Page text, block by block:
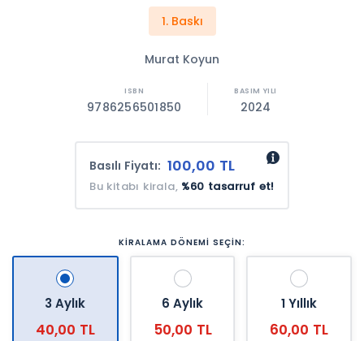
1. Baskı
Murat Koyun
9786256501850 2024
Basılı Fiyatı: 100,00 TL
Bu kitabı kirala, %60 tasarruf et!
KİRALAMA DÖNEMİ SEÇİN:
3 Aylık
40,00 TL
6 Aylık
50,00 TL
1 Yıllık
60,00 TL